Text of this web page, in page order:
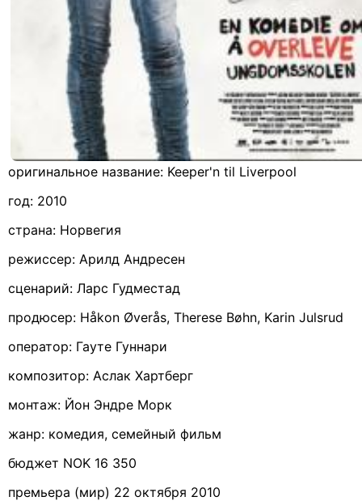
оригинальное название: Keeper'n til Liverpool
год: 2010
страна: Норвегия
режиссер: Арилд Андресен
сценарий: Ларс Гудместад
продюсер: Håkon Øverås, Therese Bøhn, Karin Julsrud
оператор: Гауте Гуннари
композитор: Аслак Хартберг
монтаж: Йон Эндре Морк
жанр: комедия, семейный фильм
бюджет NOK 16 350
премьера (мир) 22 октября 2010